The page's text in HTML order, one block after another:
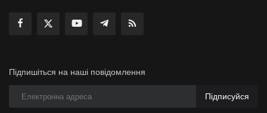
Підпишіться на наші повідомлення
Підписуйся